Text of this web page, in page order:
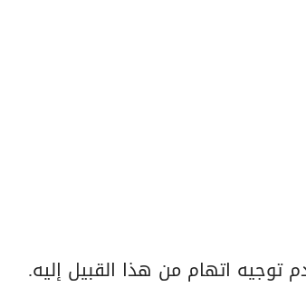
اتهام من هذا القبيل إليه.